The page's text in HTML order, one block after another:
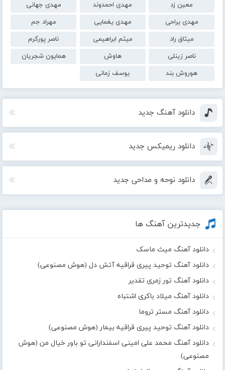
معین زد
مهدی احمدوند
مهدی جهانی
مهدی یراحی
مهدی یغمایی
مهراد جم
میثاق راد
میثم ابراهیمی
ناصر پورکرم
ناصر زینلی
هاوش
همایون شجریان
هوروش بند
یوسف زمانی
دانلود آهنگ جدید
دانلود ریمیکس جدید
دانلود نوحه و مداحی جدید
جدیدترین آهنگ ها
دانلود آهنگ میث ماسک
دانلود آهنگ توحید پیری قراقیه آتش دل (هوش مصنوعی)
دانلود آهنگ تور زمری تقدیر
دانلود آهنگ میلاد باکری اشتباه
دانلود آهنگ مستر تروما
دانلود آهنگ توحید پیری قراقیه بیمار (هوش مصنوعی)
دانلود آهنگ محمد علی امینی اسفندارانی تو باور خیال من (هوش
مصنوعی)